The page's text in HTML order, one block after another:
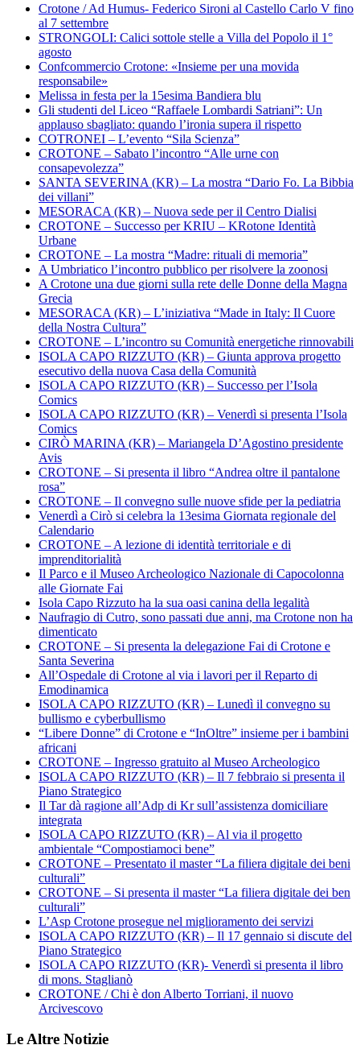
Crotone / Ad Humus- Federico Sironi al Castello Carlo V fino
al 7 settembre
STRONGOLI: Calici sottole stelle a Villa del Popolo il 1°
agosto
Confcommercio Crotone: «Insieme per una movida
responsabile»
Melissa in festa per la 15esima Bandiera blu
Gli studenti del Liceo “Raffaele Lombardi Satriani”: Un
applauso sbagliato: quando l’ironia supera il rispetto
COTRONEI – L’evento “Sila Scienza”
CROTONE – Sabato l’incontro “Alle urne con
consapevolezza”
SANTA SEVERINA (KR) – La mostra “Dario Fo. La Bibbia
dei villani”
MESORACA (KR) – Nuova sede per il Centro Dialisi
CROTONE – Successo per KRIU – KRotone Identità
Urbane
CROTONE – La mostra “Madre: rituali di memoria”
A Umbriatico l’incontro pubblico per risolvere la zoonosi
A Crotone una due giorni sulla rete delle Donne della Magna
Grecia
MESORACA (KR) – L’iniziativa “Made in Italy: Il Cuore
della Nostra Cultura”
CROTONE – L’incontro su Comunità energetiche rinnovabili
ISOLA CAPO RIZZUTO (KR) – Giunta approva progetto
esecutivo della nuova Casa della Comunità
ISOLA CAPO RIZZUTO (KR) – Successo per l’Isola
Comics
ISOLA CAPO RIZZUTO (KR) – Venerdì si presenta l’Isola
Comics
CIRÒ MARINA (KR) – Mariangela D’Agostino presidente
Avis
CROTONE – Si presenta il libro “Andrea oltre il pantalone
rosa”
CROTONE – Il convegno sulle nuove sfide per la pediatria
Venerdì a Cirò si celebra la 13esima Giornata regionale del
Calendario
CROTONE – A lezione di identità territoriale e di
imprenditorialità
Il Parco e il Museo Archeologico Nazionale di Capocolonna
alle Giornate Fai
Isola Capo Rizzuto ha la sua oasi canina della legalità
Naufragio di Cutro, sono passati due anni, ma Crotone non ha
dimenticato
CROTONE – Si presenta la delegazione Fai di Crotone e
Santa Severina
All’Ospedale di Crotone al via i lavori per il Reparto di
Emodinamica
ISOLA CAPO RIZZUTO (KR) – Lunedì il convegno su
bullismo e cyberbullismo
“Libere Donne” di Crotone e “InOltre” insieme per i bambini
africani
CROTONE – Ingresso gratuito al Museo Archeologico
ISOLA CAPO RIZZUTO (KR) – Il 7 febbraio si presenta il
Piano Strategico
Il Tar dà ragione all’Adp di Kr sull’assistenza domiciliare
integrata
ISOLA CAPO RIZZUTO (KR) – Al via il progetto
ambientale “Compostiamoci bene”
CROTONE – Presentato il master “La filiera digitale dei beni
culturali”
CROTONE – Si presenta il master “La filiera digitale dei ben
culturali”
L’Asp Crotone prosegue nel miglioramento dei servizi
ISOLA CAPO RIZZUTO (KR) – Il 17 gennaio si discute del
Piano Strategico
ISOLA CAPO RIZZUTO (KR)- Venerdì si presenta il libro
di mons. Staglianò
CROTONE / Chi è don Alberto Torriani, il nuovo
Arcivescovo
Le Altre Notizie